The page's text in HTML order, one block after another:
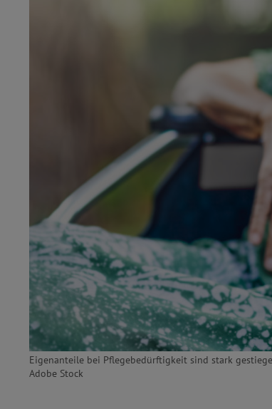
Eigenanteile bei Pflegebedürftigkeit sind stark
Adobe Stock